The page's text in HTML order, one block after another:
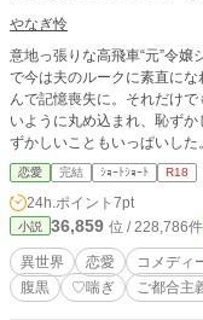
やなぎ怜
意地っ張りな高飛車“元”令
で今は夫のルークに素直に
んで記憶喪失に。それだけ
いように丸め込まれ、恥ず
ずかしいこともいっぱいし
り戻し、記憶喪失のあいだの
ったシェイラは、恥ずかし
言動が恥ずかしすぎますわ
う！」 ※性的表現あり。具
出し、潮吹きの要素あり。
恋愛 完結 ｼｮｰﾄｼｮｰﾄ R18
24h.ポイント 7pt
小説 36,859 位 / 228,786件
異世界 恋愛 コメディ
腹黒
♡喘ぎ ご都合主